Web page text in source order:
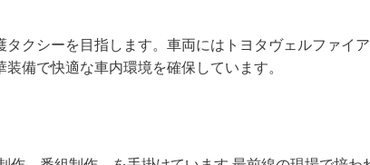
クシーを目指します。車両にはトヨタヴェルファイ
備で快適な車内環境を確保しています。